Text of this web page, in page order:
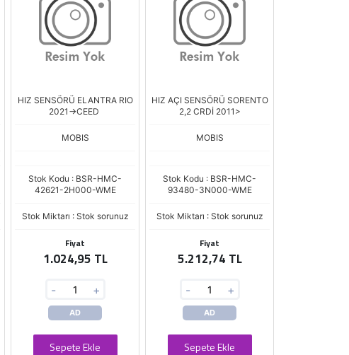
HIZ SENSÖRÜ ELANTRA RIO
2021->CEED
MOBIS
Stok Kodu : BSR-HMC-
42621-2H000-WME
Stok Miktarı : Stok sorunuz
Fiyat
1.024,95 TL
- +
AD
Sepete Ekle
HIZ AÇI SENSÖRÜ SORENTO
2,2 CRDİ 2011>
MOBIS
Stok Kodu : BSR-HMC-
93480-3N000-WME
Stok Miktarı : Stok sorunuz
Fiyat
5.212,74 TL
- +
AD
Sepete Ekle